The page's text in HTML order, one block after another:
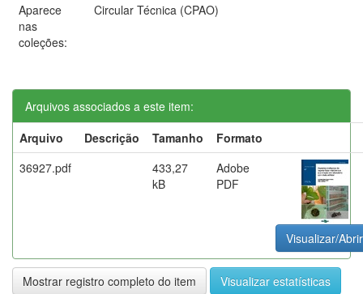
Aparece
nas
coleções:
Circular Técnica (CPAO)
Arquivos associados a este item:
Arquivo
Descrição Tamanho
Formato
36927.pdf
433,27
kB
Adobe
PDF
Visualizar/Abrir
Mostrar registro completo do item Visualizar estatísticas